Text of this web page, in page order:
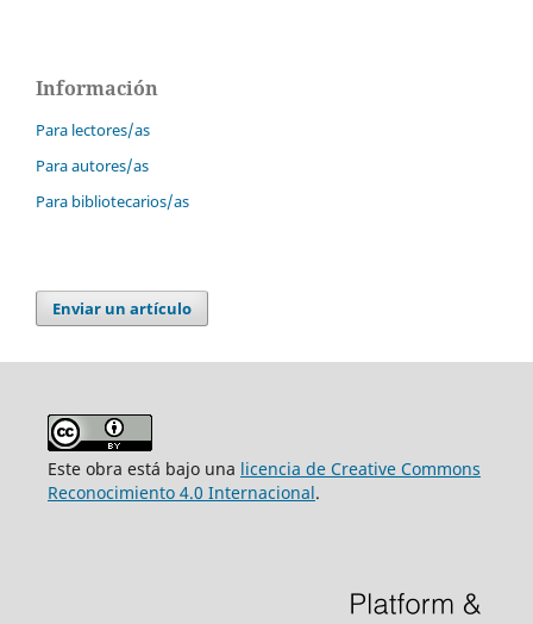
Información
Para lectores/as
Para autores/as
Para bibliotecarios/as
Enviar un artículo
Este obra está bajo una licencia de Creative Commons
Reconocimiento 4.0 Internacional.